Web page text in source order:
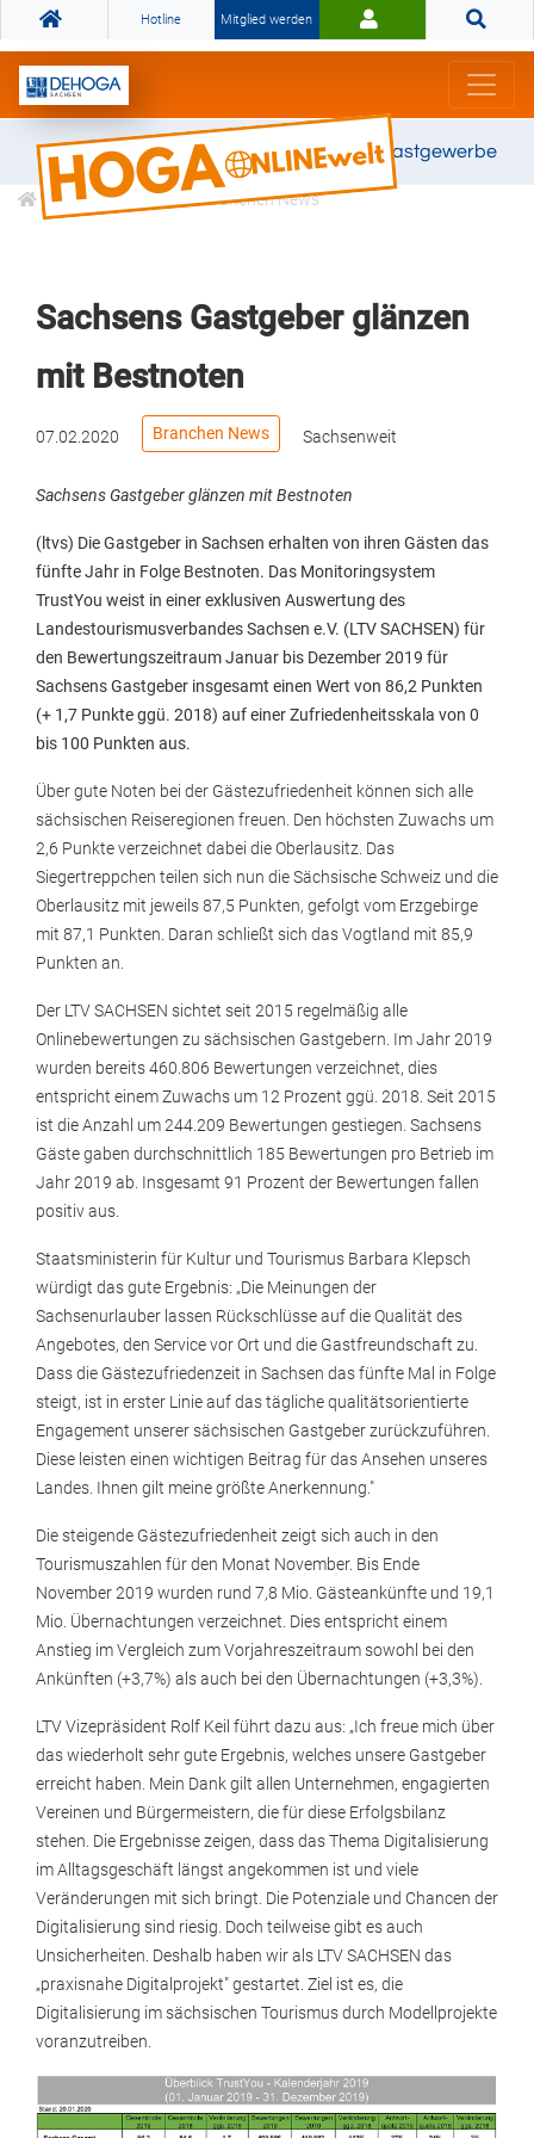
Hotline Mitglied werden
Gemeinsam stark für das Gastgewerbe
Informationen Branchen News
Sachsens Gastgeber glänzen
mit Bestnoten
07.02.2020 Branchen News Sachsenweit
Sachsens Gastgeber glänzen mit Bestnoten
(ltvs) Die Gastgeber in Sachsen erhalten von ihren Gästen das
fünfte Jahr in Folge Bestnoten. Das Monitoringsystem
TrustYou weist in einer exklusiven Auswertung des
Landestourismusverbandes Sachsen e.V. (LTV SACHSEN) für
den Bewertungszeitraum Januar bis Dezember 2019 für
Sachsens Gastgeber insgesamt einen Wert von 86,2 Punkten
(+ 1,7 Punkte ggü. 2018) auf einer Zufriedenheitsskala von 0
bis 100 Punkten aus.
Über gute Noten bei der Gästezufriedenheit können sich alle
sächsischen Reiseregionen freuen. Den höchsten Zuwachs um
2,6 Punkte verzeichnet dabei die Oberlausitz. Das
Siegertreppchen teilen sich nun die Sächsische Schweiz und die
Oberlausitz mit jeweils 87,5 Punkten, gefolgt vom Erzgebirge
mit 87,1 Punkten. Daran schließt sich das Vogtland mit 85,9
Punkten an.
Der LTV SACHSEN sichtet seit 2015 regelmäßig alle
Onlinebewertungen zu sächsischen Gastgebern. Im Jahr 2019
wurden bereits 460.806 Bewertungen verzeichnet, dies
entspricht einem Zuwachs um 12 Prozent ggü. 2018. Seit 2015
ist die Anzahl um 244.209 Bewertungen gestiegen. Sachsens
Gäste gaben durchschnittlich 185 Bewertungen pro Betrieb im
Jahr 2019 ab. Insgesamt 91 Prozent der Bewertungen fallen
positiv aus.
Staatsministerin für Kultur und Tourismus Barbara Klepsch
würdigt das gute Ergebnis: „Die Meinungen der
Sachsenurlauber lassen Rückschlüsse auf die Qualität des
Angebotes, den Service vor Ort und die Gastfreundschaft zu.
Dass die Gästezufriedenzeit in Sachsen das fünfte Mal in Folge
steigt, ist in erster Linie auf das tägliche qualitätsorientierte
Engagement unserer sächsischen Gastgeber zurückzuführen.
Diese leisten einen wichtigen Beitrag für das Ansehen unseres
Landes. Ihnen gilt meine größte Anerkennung."
Die steigende Gästezufriedenheit zeigt sich auch in den
Tourismuszahlen für den Monat November. Bis Ende
November 2019 wurden rund 7,8 Mio. Gästeankünfte und 19,1
Mio. Übernachtungen verzeichnet. Dies entspricht einem
Anstieg im Vergleich zum Vorjahreszeitraum sowohl bei den
Ankünften (+3,7%) als auch bei den Übernachtungen (+3,3%).
LTV Vizepräsident Rolf Keil führt dazu aus: „Ich freue mich über
das wiederholt sehr gute Ergebnis, welches unsere Gastgeber
erreicht haben. Mein Dank gilt allen Unternehmen, engagierten
Vereinen und Bürgermeistern, die für diese Erfolgsbilanz
stehen. Die Ergebnisse zeigen, dass das Thema Digitalisierung
im Alltagsgeschäft längst angekommen ist und viele
Veränderungen mit sich bringt. Die Potenziale und Chancen der
Digitalisierung sind riesig. Doch teilweise gibt es auch
Unsicherheiten. Deshalb haben wir als LTV SACHSEN das
„praxisnahe Digitalprojekt" gestartet. Ziel ist es, die
Digitalisierung im sächsischen Tourismus durch Modellprojekte
voranzutreiben.